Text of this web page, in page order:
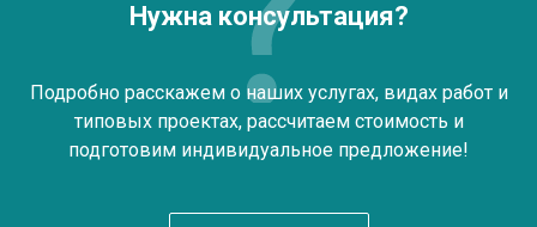
Нужна консультация?
Подробно расскажем о наших услугах, видах работ и
типовых проектах, рассчитаем стоимость и
подготовим индивидуальное предложение!